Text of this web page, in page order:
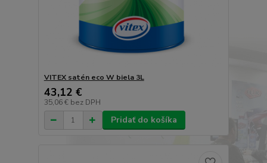
VITEX satén eco W biela 3L
43,12 €
35,06 € bez DPH
Pridať do košíka